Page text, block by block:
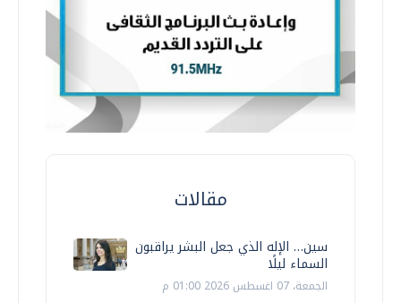
مقالات
سين… الإله الذي جعل البشر يراقبون
السماء ليلًا
الجمعة، 07 اغسطس 2026 01:00 م